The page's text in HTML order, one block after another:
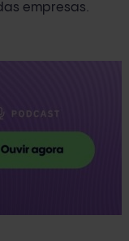
empresas.